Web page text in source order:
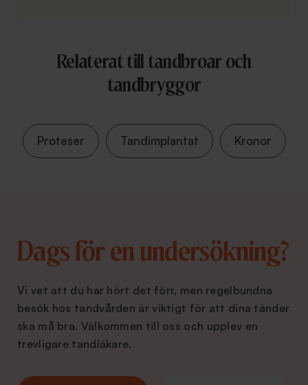
Relaterat till tandbroar och
tandbryggor
Proteser Tandimplantat Kronor
Dags för en undersökning?
Vi vet att du har hört det förr, men regelbundna
besök hos tandvården är viktigt för att dina tänder
ska må bra. Välkommen till oss och upplev en
trevligare tandläkare.